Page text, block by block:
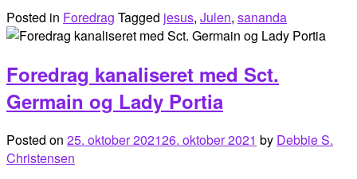
Posted in Foredrag Tagged jesus, Julen, sananda
Foredrag kanaliseret med Sct.
Germain og Lady Portia
Posted on 25. oktober 202126. oktober 2021 by Debbie S.
Christensen